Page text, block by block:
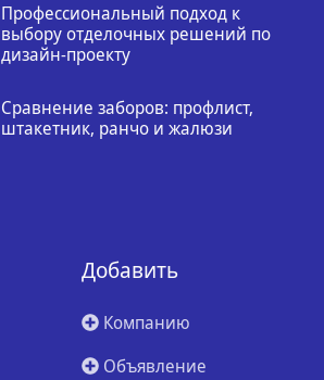
Профессиональный подход к
выбору отделочных решений по
дизайн-проекту
Сравнение заборов: профлист,
штакетник, ранчо и жалюзи
Добавить
Компанию
Объявление